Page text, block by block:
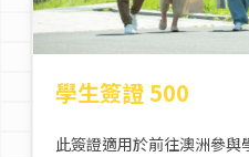
學生簽證 500
此簽證適用於前往澳洲參與